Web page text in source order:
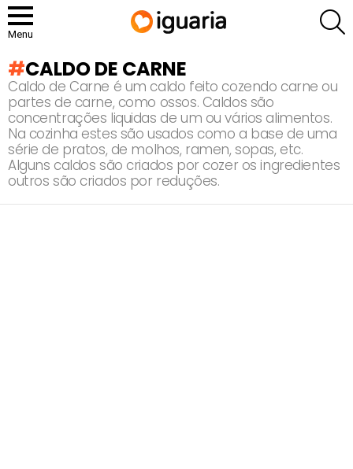
Menu
CALDO DE CARNE
Caldo de Carne é um caldo feito cozendo carne ou
partes de carne, como ossos. Caldos são
concentrações liquidas de um ou vários alimentos.
Na cozinha estes são usados como a base de uma
série de pratos, de molhos, ramen, sopas, etc.
Alguns caldos são criados por cozer os ingredientes
outros são criados por reduções.